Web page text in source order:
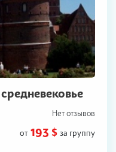
Нет отзывов
от 193 $ за группу